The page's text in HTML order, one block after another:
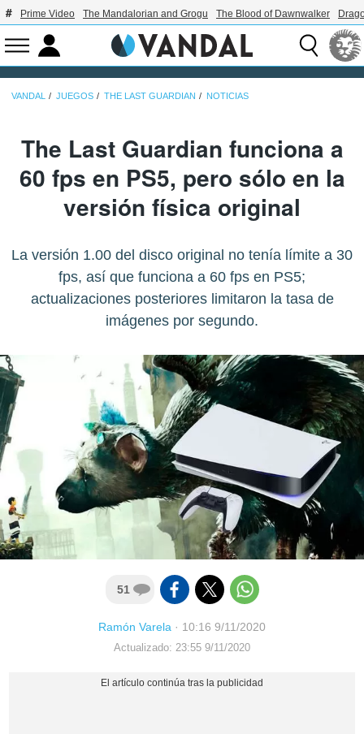
Prime Video The Mandalorian and Grogu The Blood of Dawnwalker
VANDAL JUEGOS THE LAST GUARDIAN NOTICIAS
The Last Guardian funciona a
60 fps en PS5, pero sólo en la
versión física original
La versión 1.00 del disco original no tenía límite a 30
fps, así que funciona a 60 fps en PS5;
actualizaciones posteriores limitaron la tasa de
imágenes por segundo.
51
Ramón Varela · 10:16 9/11/2020
Actualizado: 23:55 9/11/2020